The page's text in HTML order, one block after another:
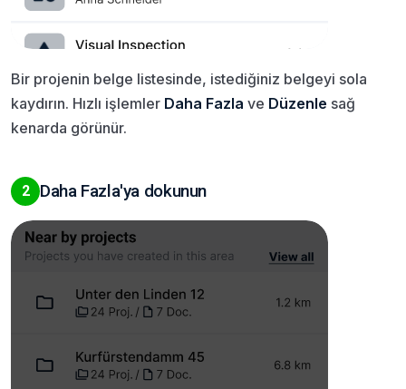
Bir projenin belge listesinde, istediğiniz belgeyi sola
kaydırın. Hızlı işlemler Daha Fazla ve Düzenle sağ
kenarda görünür.
2 Daha Fazla'ya dokunun